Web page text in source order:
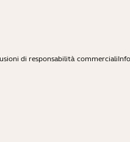
di responsabilità commerciali